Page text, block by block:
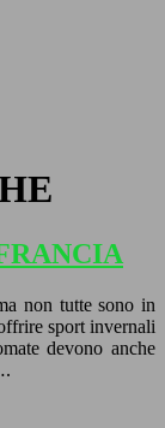
non tutte sono in
sport invernali
devono anche